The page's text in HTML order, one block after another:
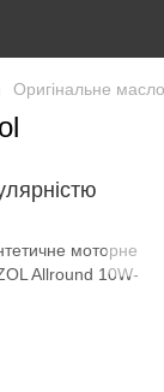
Оригінальне